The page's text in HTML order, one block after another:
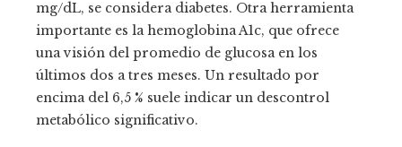
mg/dL, se considera diabetes. Otra herramienta
importante es la hemoglobina A1c, que ofrece
una visión del promedio de glucosa en los
últimos dos a tres meses. Un resultado por
encima del 6,5 % suele indicar un descontrol
metabólico significativo.